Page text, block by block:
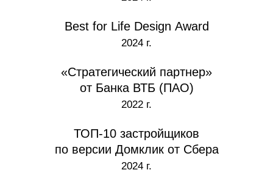
Best for Life Design Award
2024 г.
«Стратегический партнер»
от Банка ВТБ (ПАО)
2022 г.
ТОП‑10 застройщиков
по версии Домклик от Сбера
2024 г.